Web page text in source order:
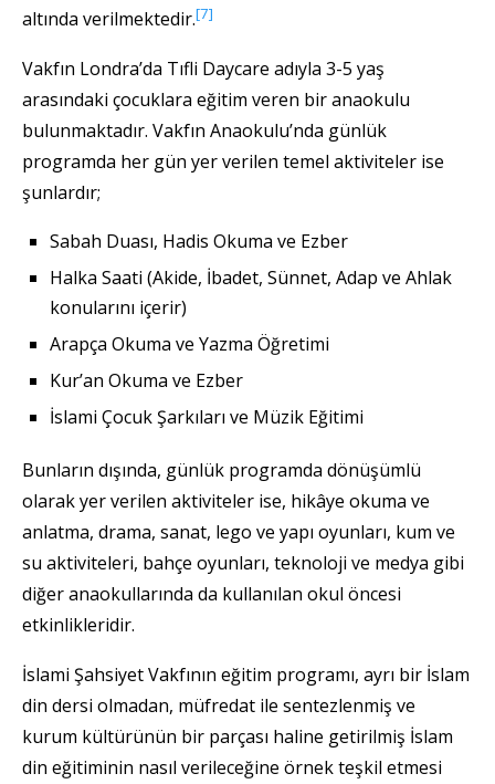
altında verilmektedir.[7]
Vakfın Londra’da Tıfli Daycare adıyla 3-5 yaş
arasındaki çocuklara eğitim veren bir anaokulu
bulunmaktadır. Vakfın Anaokulu’nda günlük
programda her gün yer verilen temel aktiviteler ise
şunlardır;
Sabah Duası, Hadis Okuma ve Ezber
Halka Saati (Akide, İbadet, Sünnet, Adap ve Ahlak
konularını içerir)
Arapça Okuma ve Yazma Öğretimi
Kur’an Okuma ve Ezber
İslami Çocuk Şarkıları ve Müzik Eğitimi
Bunların dışında, günlük programda dönüşümlü
olarak yer verilen aktiviteler ise, hikâye okuma ve
anlatma, drama, sanat, lego ve yapı oyunları, kum ve
su aktiviteleri, bahçe oyunları, teknoloji ve medya gibi
diğer anaokullarında da kullanılan okul öncesi
etkinlikleridir.
İslami Şahsiyet Vakfının eğitim programı, ayrı bir İslam
din dersi olmadan, müfredat ile sentezlenmiş ve
kurum kültürünün bir parçası haline getirilmiş İslam
din eğitiminin nasıl verileceğine örnek teşkil etmesi